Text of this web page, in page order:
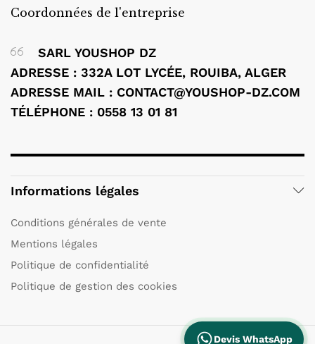
Coordonnées de l'entreprise
SARL YOUSHOP DZ
ADRESSE : 332A LOT LYCÉE, ROUIBA, ALGER
ADRESSE MAIL : CONTACT@YOUSHOP-DZ.COM
TÉLÉPHONE : 0558 13 01 81
Informations légales
Conditions générales de vente
Mentions légales
Politique de confidentialité
Politique de gestion des cookies
Devis WhatsApp